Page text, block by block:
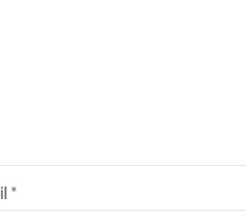
*